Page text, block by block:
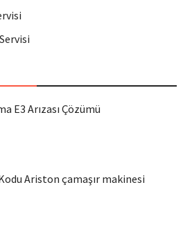
E3 Arızası Çözümü
Ariston çamaşır makinesi